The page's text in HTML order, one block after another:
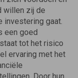
willen zij de
investering gaat.
een goed
tot het risico
ervaring met het